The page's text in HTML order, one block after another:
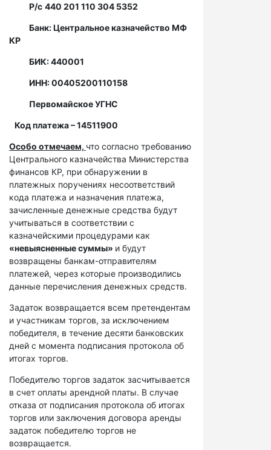
Р/с 440 201 110 304 5352
Банк: Центральное казначейство МФ
КР
БИК: 440001
ИНН: 00405200110158
Первомайское УГНС
Код платежа – 14511900
Особо отмечаем, что согласно требованию
Центрального казначейства Министерства
финансов КР, при обнаружении в
платежных поручениях несоответствий
кода платежа и назначения платежа,
зачисленные денежные средства будут
учитываться в соответствии с
казначейскими процедурами как
«невыясненные суммы» и будут
возвращены банкам-отправителям
платежей, через которые производились
данные перечисления денежных средств.
Задаток возвращается всем претендентам
и участникам торгов, за исключением
победителя, в течение десяти банковских
дней с момента подписания протокола об
итогах торгов.
Победителю торгов задаток засчитывается
в счет оплаты арендной платы. В случае
отказа от подписания протокола об итогах
торгов или заключения договора аренды
задаток победителю торгов не
возвращается.